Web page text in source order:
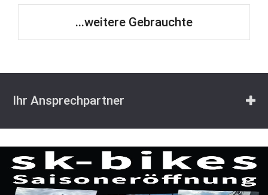
...weitere Gebrauchte
Ihr Ansprechpartner